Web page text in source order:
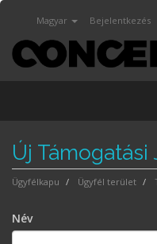
Magyar Bejelentkezés
Új Támogatási
Ügyfélkapu Ügyfél terület
Név